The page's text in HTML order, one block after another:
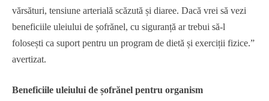
vărsături, tensiune arterială scăzută și diaree. Dacă vrei să vezi
beneficiile uleiului de șofrănel, cu siguranță ar trebui să-l
folosești ca suport pentru un program de dietă și exerciții fizice.”
avertizat.
Beneficiile uleiului de șofrănel pentru organism